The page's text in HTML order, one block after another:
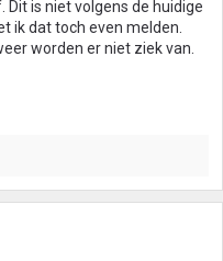
Dit is niet volgens de huidige
ik dat toch even melden.
worden er niet ziek van.